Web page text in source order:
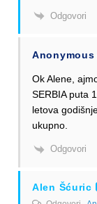
Odgovori
Anonymous
Ok Alene,
SERBIA puta
letova
ukupno.
Odgovori
Alen Šćuric